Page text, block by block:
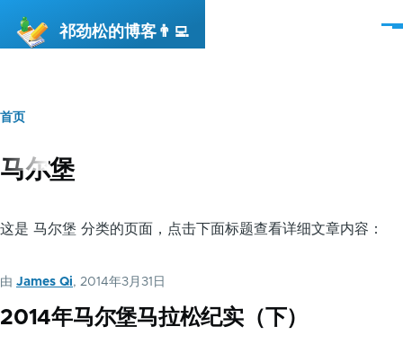
祁劲松的博客👨‍💻
菜
面
包
屑
首页
马尔堡
这是 马尔堡 分类的页面，点击下面标题查看详细文章内容：
由 James Qi, 2014年3月31日
2014年马尔堡马拉松纪实（下）